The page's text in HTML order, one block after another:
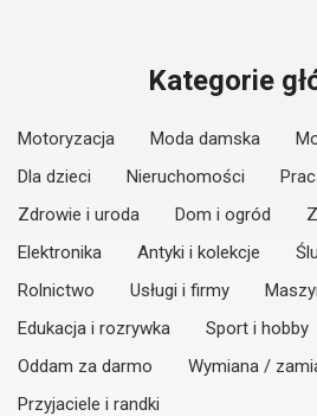
Kategorie
Motoryzacja Moda damska
Dla dzieci
Nieruchomości
Zdrowie i uroda
Dom i ogród
Elektronika
Antyki i kolekcje
Rolnictwo
Usługi i firmy
Edukacja i rozrywka
Sport i hobby
Oddam za darmo
Wymiana /
Przyjaciele i randki